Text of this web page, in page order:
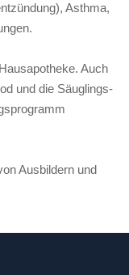
Asthma,
Auch
und die Säuglings-
Ausbildern und